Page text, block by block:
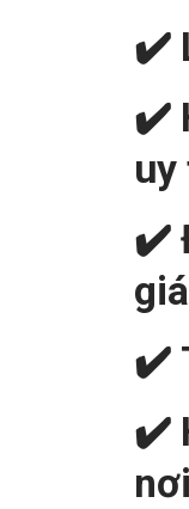
✔️
✔️
uy
✔️
giá
✔️
✔️
nơi